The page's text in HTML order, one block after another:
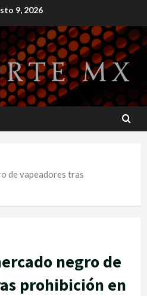
9, 2026
de vapeadores tras
negro de
prohibición en